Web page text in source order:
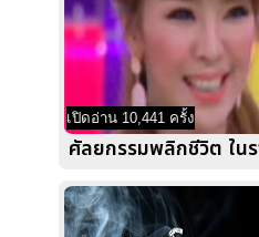
เปิดอ่าน 10,441 ครั้ง
ศัลยกรรมพลิกชีวิต ใน